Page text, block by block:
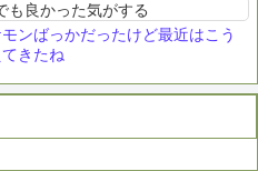
も良かった気がする
ンばっかだったけど最近はこう
きたね